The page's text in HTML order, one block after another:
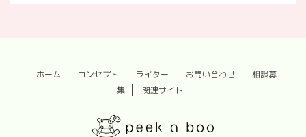
ホーム コンセプト ライター お問い合わせ
相談募
集
関連サイト